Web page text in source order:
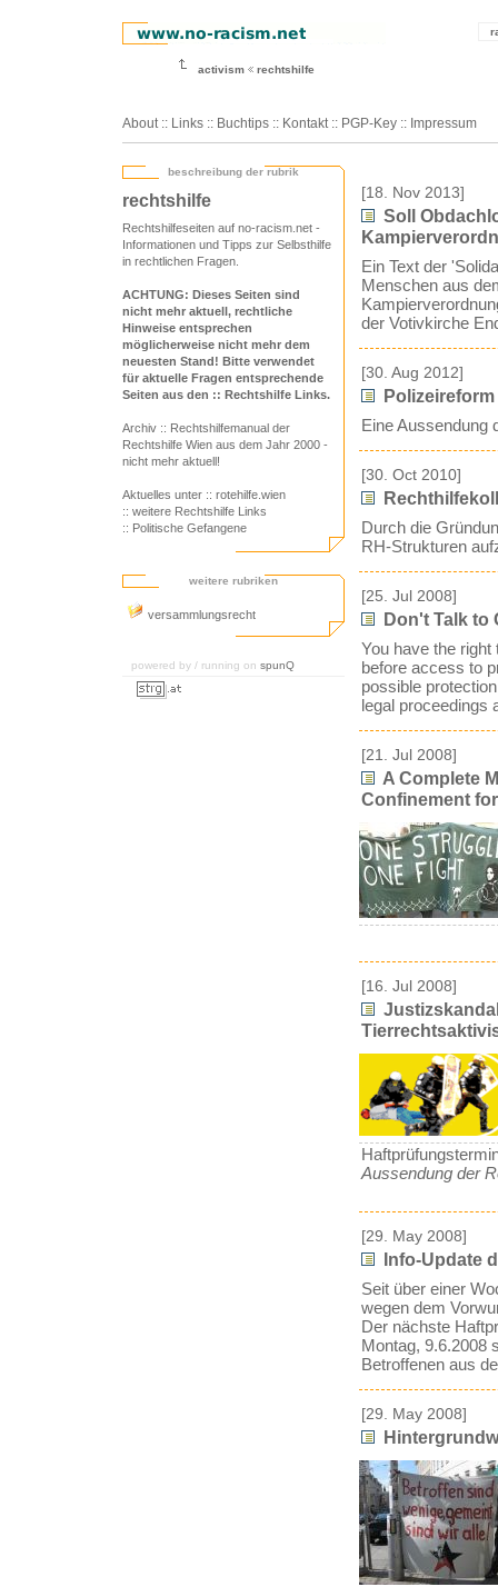
activism rechtshilfe
About :: Links :: Buchtips :: Kontakt :: PGP-Key :: Impressum
beschreibung der rubrik
rechtshilfe
Rechtshilfeseiten auf no-racism.net -
Informationen und Tipps zur Selbsthilfe
in rechtlichen Fragen.
ACHTUNG: Dieses Seiten sind
nicht mehr aktuell, rechtliche
Hinweise entsprechen
möglicherweise nicht mehr dem
neuesten Stand! Bitte verwendet
für aktuelle Fragen entsprechende
Seiten aus den :: Rechtshilfe Links.
Archiv :: Rechtshilfemanual der
Rechtshilfe Wien aus dem Jahr 2000 -
nicht mehr aktuell!
Aktuelles unter :: rotehilfe.wien
:: weitere Rechtshilfe Links
:: Politische Gefangene
weitere rubriken
versammlungsrecht
powered by / running on spunQ
[18. Nov 2013]
Soll
Ein Text der
Menschen aus
der Votivkirche
[30. Aug 2012]
Eine Aussendung
[30. Oct 2010]
Durch die
RH-Strukturen
[25. Jul 2008]
Don't Talk to
You have the
before access to
possible
legal proceedings
[21. Jul 2008]
A Complete
Confinement
[16. Jul 2008]
Aussendung der
[29. May 2008]
Info-Update
Seit über einer
wegen dem
Der nächste
Montag, 9.6.2008
Betroffenen aus
[29. May 2008]